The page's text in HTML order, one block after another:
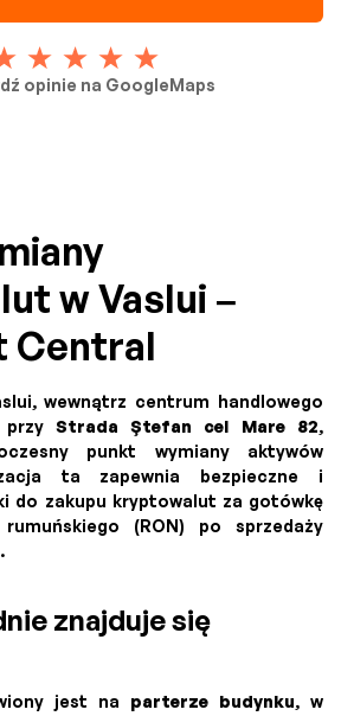
opinie na GoogleMaps
w Vaslui –
Central
wewnątrz centrum handlowego
przy Strada Ștefan cel Mare 82,
punkt wymiany aktywów
ta zapewnia bezpieczne i
do zakupu kryptowalut za gotówkę
(RON) po sprzedaży
znajduje się
jest na parterze budynku, w